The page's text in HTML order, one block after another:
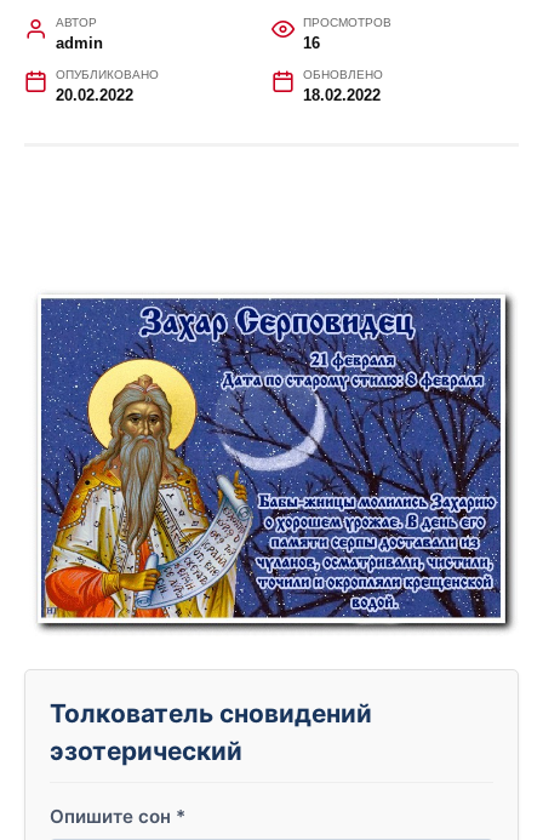
АВТОР
admin
ПРОСМОТРОВ
16
ОПУБЛИКОВАНО
20.02.2022
ОБНОВЛЕНО
18.02.2022
Толкователь сновидений
эзотерический
Опишите сон *